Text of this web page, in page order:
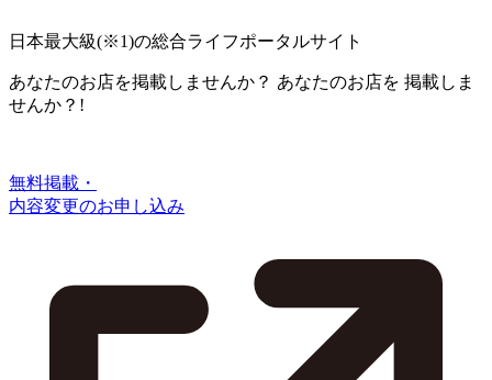
日本最大級(※1)の総合ライフポータルサイト
あなたのお店を掲載しませんか？ あなたのお店を 掲載しま
せんか？!
無料掲載・
内容変更のお申し込み